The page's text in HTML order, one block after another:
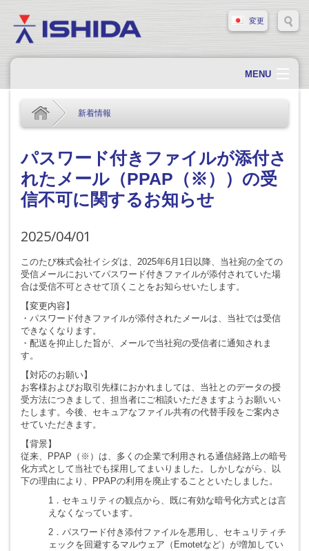
変更
MENU
会社概要
会社情報
製品情報
ソリューション・事例
採用情報
お問い合わせ
新着情報
パスワード付きファイルが添付さ
れたメール（PPAP（※））の受
信不可に関するお知らせ
2025/04/01
このたび株式会社イシダは、2025年6月1日以降、当社宛の全ての
受信メールにおいてパスワード付きファイルが添付されていた場
合は受信不可とさせて頂くことをお知らせいたします。
【変更内容】
・パスワード付きファイルが添付されたメールは、当社では受信
できなくなります。
・配送を抑止した旨が、メールで当社宛の受信者に通知されま
す。
【対応のお願い】
お客様およびお取引先様におかれましては、当社とのデータの授
受方法につきまして、担当者にご相談いただきますようお願いい
たします。今後、セキュアなファイル共有の代替手段をご案内さ
せていただきます。
【背景】
従来、PPAP（※）は、多くの企業で利用される通信経路上の暗号
化方式として当社でも採用してまいりました。しかしながら、以
下の理由により、PPAPの利用を廃止することといたしました。
1．セキュリティの観点から、既に有効な暗号化方式とは言
えなくなっています。
2．パスワード付き添付ファイルを悪用し、セキュリティチ
ェックを回避するマルウェア（Emotetなど）が増加してい